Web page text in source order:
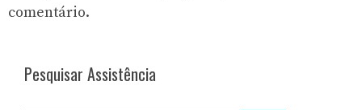
comentário.
Pesquisar Assistência